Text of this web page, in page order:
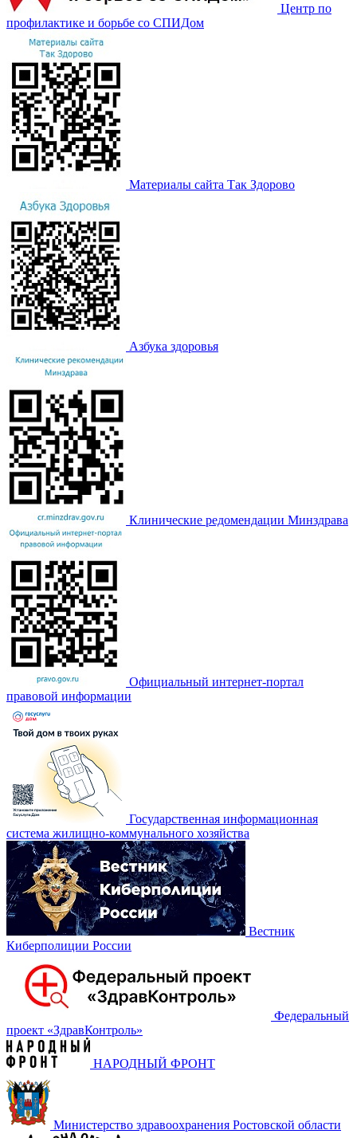
Центр по
профилактике и борьбе со СПИДом
Материалы сайта Так Здорово
Азбука здоровья
Клинические редомендации Минздрава
Официальный интернет-портал
правовой информации
Государственная информационная
система жилищно-коммунального хозяйства
Вестник
Киберполиции России
Федеральный
проект «‎ЗдравКонтроль»
НАРОДНЫЙ ФРОНТ
Министерство здравоохранения Ростовской области